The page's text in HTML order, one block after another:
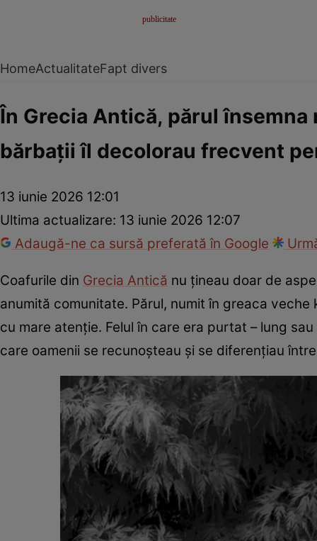
HomeActualitateFapt divers
În Grecia Antică, părul
bărbații îl decolorau frecvent
13 iunie 2026 12:01
Ultima actualizare: 13 iunie 2026 12:07
Adaugă-ne ca sursă preferată în Google
Coafurile din Grecia Antică nu țineau doar de
anumită comunitate. Părul, numit în greaca
cu mare atenție. Felul în care era purtat – lung
care oamenii se recunoșteau și se diferențiau